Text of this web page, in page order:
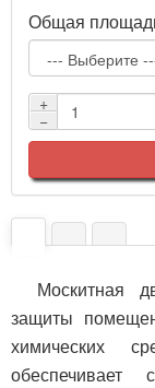
Общая
+
−
Москитная
защиты
химических
обеспечивает